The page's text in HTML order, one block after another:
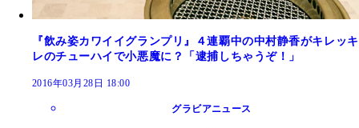
『飲み姿カワイイグランプリ』４連覇中の中村静香がキレッキ
レのチューハイで小悪魔に？「逮捕しちゃうぞ！」
2016年03月28日 18:00
グラビアニュース